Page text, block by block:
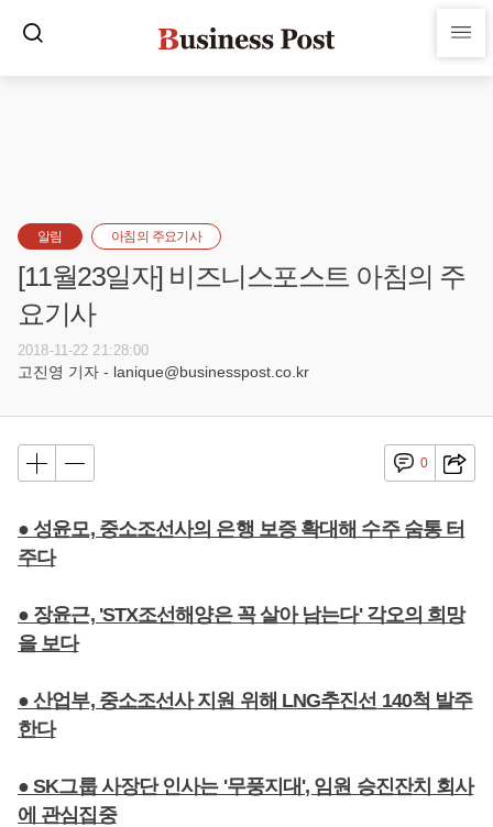
알림 아침의 주요기사
[11월23일자] 비즈니스포스트 아침의 주
요기사
2018-11-22 21:28:00
고진영 기자 - lanique@businesspost.co.kr
0
● 성윤모, 중소조선사의 은행 보증 확대해 수주 숨통 터
주다
● 장윤근, 'STX조선해양은 꼭 살아 남는다' 각오의 희망
을 보다
● 산업부, 중소조선사 지원 위해 LNG추진선 140척 발주
한다
● SK그룹 사장단 인사는 '무풍지대', 임원 승진잔치 회사
에 관심집중